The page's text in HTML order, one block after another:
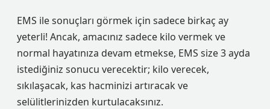
EMS ile sonuçları görmek için sadece birkaç ay
yeterli! Ancak, amacınız sadece kilo vermek ve
normal hayatınıza devam etmekse, EMS size 3 ayda
istediğiniz sonucu verecektir; kilo verecek,
sıkılaşacak, kas hacminizi artıracak ve
selülitlerinizden kurtulacaksınız.